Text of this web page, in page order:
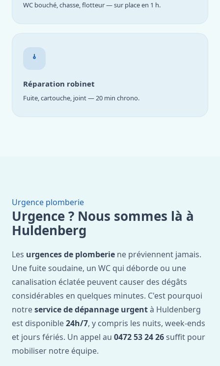
WC bouché, chasse, flotteur — sur place en 1 h.
Réparation robinet
Fuite, cartouche, joint — 20 min chrono.
Urgence plomberie
Urgence ? Nous sommes là à
Huldenberg
Les urgences de plomberie ne préviennent jamais.
Une fuite soudaine, un WC qui déborde ou une
canalisation éclatée peuvent causer des dégâts
considérables en quelques minutes. C'est pourquoi
notreservice de dépannage urgentà Huldenberg
est disponible24h/7, y compris les nuits, week-ends
et jours fériés. Un appel au 0472 53 24 26 suffit pour
mobiliser notre équipe.